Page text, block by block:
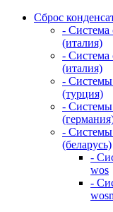
Сброс
- Система
(италия)
- Система
(италия)
- Системы
(турция)
- Системы
- Системы
(беларусь)
-
wos
-